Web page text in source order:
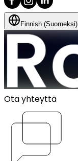
Finnish (Suomeksi)
Ota yhteyttä